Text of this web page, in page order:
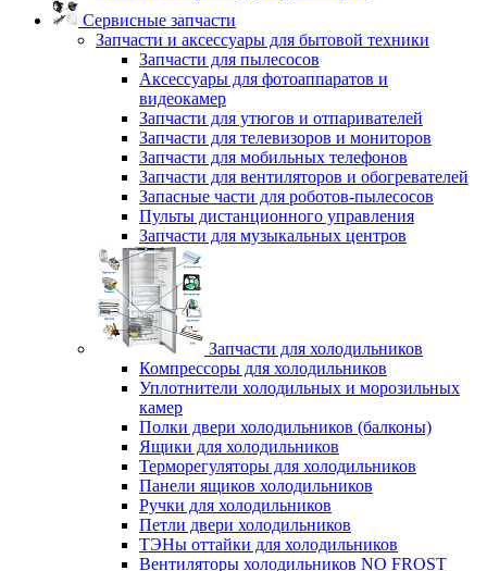
Сервисные запчасти
Запчасти и аксессуары для бытовой техники
Запчасти для пылесосов
Аксессуары для фотоаппаратов и
видеокамер
Запчасти для утюгов и отпаривателей
Запчасти для телевизоров и мониторов
Запчасти для мобильных телефонов
Запчасти для вентиляторов и обогревателей
Запасные части для роботов-пылесосов
Пульты дистанционного управления
Запчасти для музыкальных центров
Запчасти для холодильников
Компрессоры для холодильников
Уплотнители холодильных и морозильных
камер
Полки двери холодильников (балконы)
Ящики для холодильников
Терморегуляторы для холодильников
Панели ящиков холодильников
Ручки для холодильников
Петли двери холодильников
ТЭНы оттайки для холодильников
Вентиляторы холодильников NO FROST